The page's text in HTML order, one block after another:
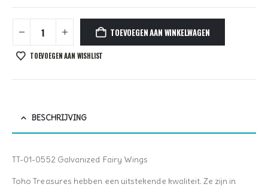
TOEVOEGEN AAN WINKELWAGEN
TOEVOEGEN AAN WISHLIST
BESCHRIJVING
TT-01-0552 Galvanized Fairy Wings
Toho Treasures hebben een uitstekende kwaliteit. Ze zijn in